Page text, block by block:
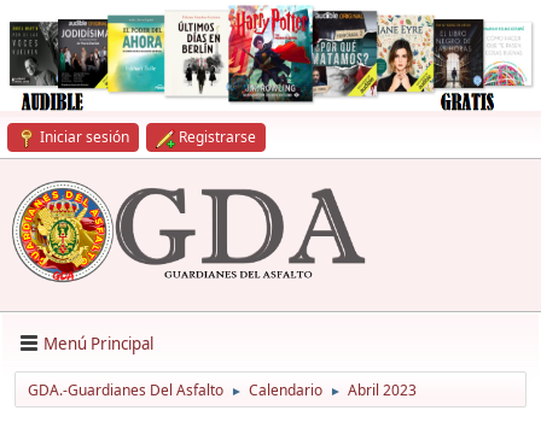
Iniciar sesión Registrarse
Menú Principal
GDA.-Guardianes Del Asfalto ► Calendario ► Abril 2023